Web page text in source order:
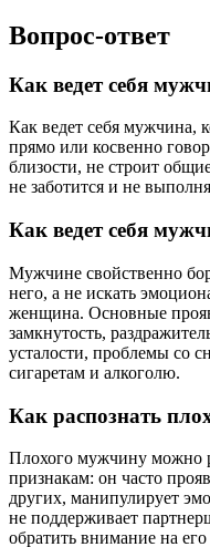
Вопрос-ответ
Как ведет себя
Как ведет себя
прямо или косвенно
близости, не строит
не заботится и не
Как ведет себя
Мужчине свойственно
него, а не искать
женщина. Основные
замкнутость,
усталости, проблемы со
сигаретам и алкоголю.
Как распознать
Плохого мужчину можно
признакам: он часто
других, манипулирует
не поддерживает
обратить внимание на